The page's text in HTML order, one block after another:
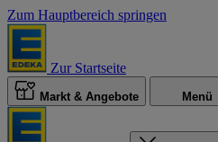
Zum Hauptbereich springen
Zur Startseite
Markt & Angebote Menü